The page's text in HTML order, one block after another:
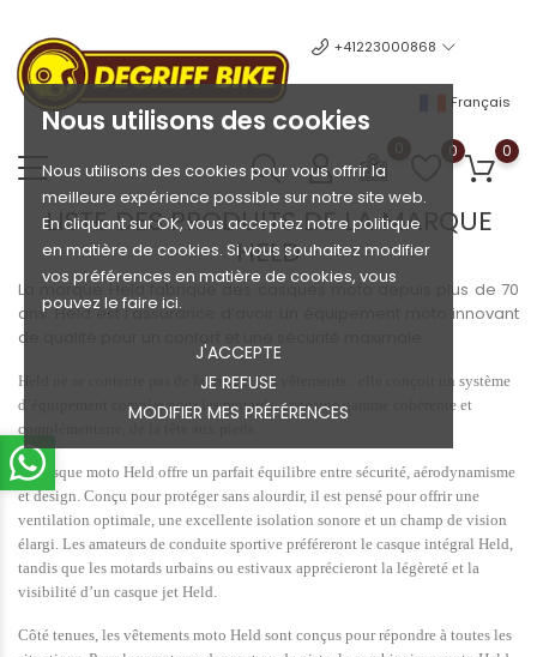
Nous utilisons des cookies
Nous utilisons des cookies pour vous offrir la
meilleure expérience possible sur notre site web.
En cliquant sur OK, vous acceptez notre politique
en matière de cookies. Si vous souhaitez modifier
vos préférences en matière de cookies, vous
pouvez le faire ici.
J'ACCEPTE
JE REFUSE
MODIFIER MES PRÉFÉRENCES
+41223000868
Français
0 0
LISTE DES PRODUITS DE LA MARQUE
HELD
La marque Held fabrique des casques moto depuis plus de 70
ans. Held est l’assurance d’avoir un équipement moto innovant
de qualité pour un confort et une sécurité maximale.
Held ne se contente pas de fabriquer des vêtements : elle conçoit un système
d’équipement complet pour les motards, avec une gamme cohérente et
complémentaire, de la tête aux pieds.
Le casque moto Held offre un parfait équilibre entre sécurité, aérodynamisme
et design. Conçu pour protéger sans alourdir, il est pensé pour offrir une
ventilation optimale, une excellente isolation sonore et un champ de vision
élargi. Les amateurs de conduite sportive préféreront le casque intégral Held,
tandis que les motards urbains ou estivaux apprécieront la légèreté et la
visibilité d’un casque jet Held.
Côté tenues, les vêtements moto Held sont conçus pour répondre à toutes les